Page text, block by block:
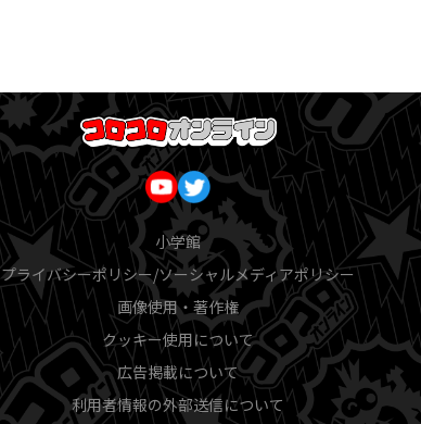
小学館
プライバシーポリシー/ソーシャルメディアポリシー
画像使用・著作権
クッキー使用について
広告掲載について
利用者情報の外部送信について